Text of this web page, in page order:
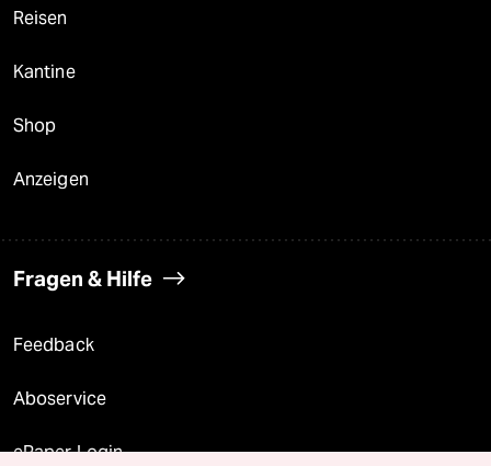
Reisen
Kantine
Shop
Anzeigen
Fragen & Hilfe
Feedback
Aboservice
ePaper Login